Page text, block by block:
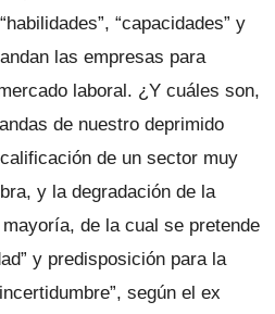
“capacidades” y
las empresas para
laboral. ¿Y cuáles son,
de nuestro deprimido
de un sector muy
y la degradación de la
de la cual se pretende
y predisposición para la
según el ex